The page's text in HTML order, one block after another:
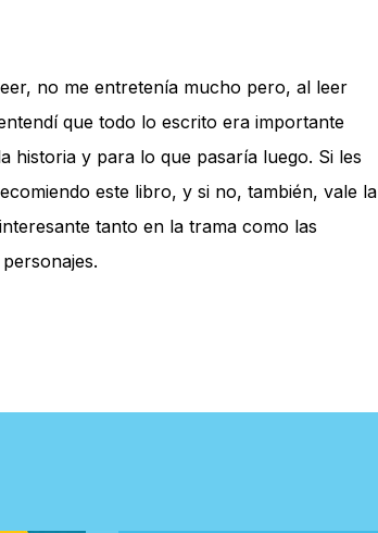
no me entretenía mucho pero, al leer
que todo lo escrito era importante
historia y para lo que pasaría luego. Si les
este libro, y si no, también, vale la
tanto en la trama como las